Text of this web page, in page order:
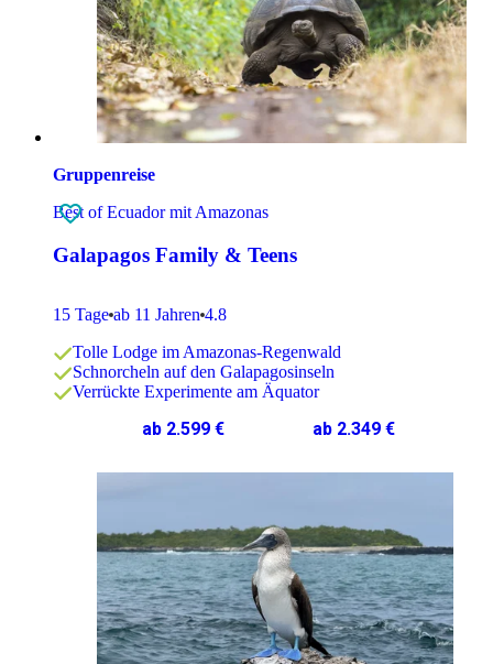
Gruppenreise
Best of Ecuador mit Amazonas
Galapagos Family & Teens
15 Tage ab 11 Jahren 4.8
Tolle Lodge im Amazonas-Regenwald
Schnorcheln auf den Galapagosinseln
Verrückte Experimente am Äquator
ab 2.599 € ab 2.349 €